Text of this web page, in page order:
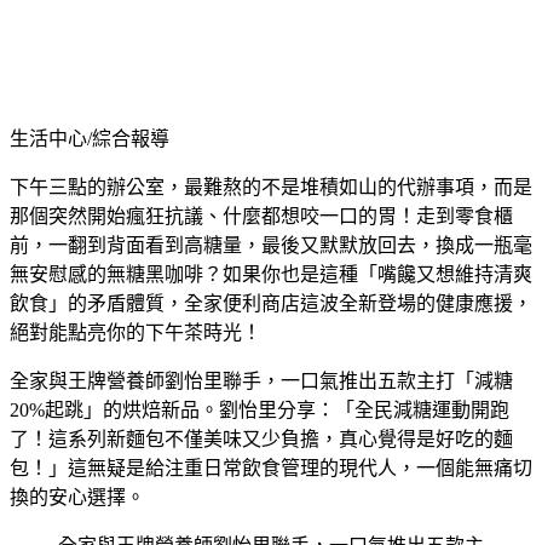
生活中心/綜合報導
下午三點的辦公室，最難熬的不是堆積如山的代辦事項，而是
那個突然開始瘋狂抗議、什麼都想咬一口的胃！走到零食櫃
前，一翻到背面看到高糖量，最後又默默放回去，換成一瓶毫
無安慰感的無糖黑咖啡？如果你也是這種「嘴饞又想維持清爽
飲食」的矛盾體質，全家便利商店這波全新登場的健康應援，
絕對能點亮你的下午茶時光！
全家與王牌營養師劉怡里聯手，一口氣推出五款主打「減糖
20%起跳」的烘焙新品。劉怡里分享：「全民減糖運動開跑
了！這系列新麵包不僅美味又少負擔，真心覺得是好吃的麵
包！」這無疑是給注重日常飲食管理的現代人，一個能無痛切
換的安心選擇。